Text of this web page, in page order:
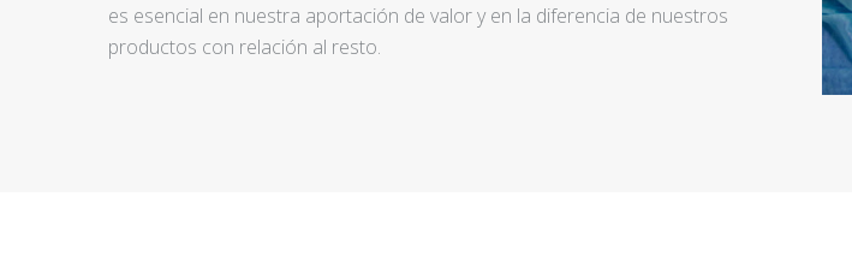
es esencial en nuestra aportación de valor y en la diferencia de nuestros
productos con relación al resto.